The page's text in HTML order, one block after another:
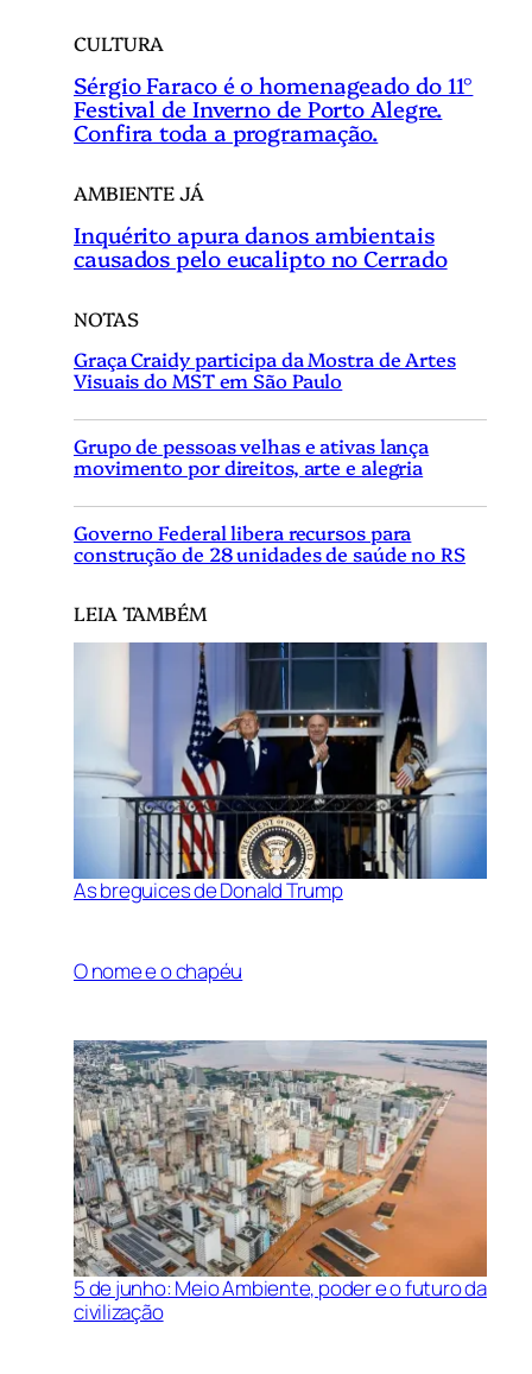
CULTURA
Sérgio Faraco é o homenageado do 11°
Festival de Inverno de Porto Alegre.
Confira toda a programação.
AMBIENTE JÁ
Inquérito apura danos ambientais
causados pelo eucalipto no Cerrado
NOTAS
Graça Craidy participa da Mostra de Artes
Visuais do MST em São Paulo
Grupo de pessoas velhas e ativas lança
movimento por direitos, arte e alegria
Governo Federal libera recursos para
construção de 28 unidades de saúde no RS
LEIA TAMBÉM
As breguices de Donald Trump
O nome e o chapéu
5 de junho: Meio Ambiente, poder e o futuro da
civilização